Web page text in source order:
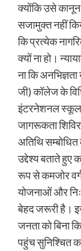
क्योंकि उसे कानून
सजामुक्त नहीं
कि प्रत्येक
क्यों ना हो।
ना कि
जी) कॉलेज के
इंटरनेशनल स्कूल
जागरूकता
अतिथि
उद्देश्य बताते
रूप से कमजोर
योजनाओं और
बेहद जरूरी है।
जनता को बिना
पहुंच सुनिश्चित